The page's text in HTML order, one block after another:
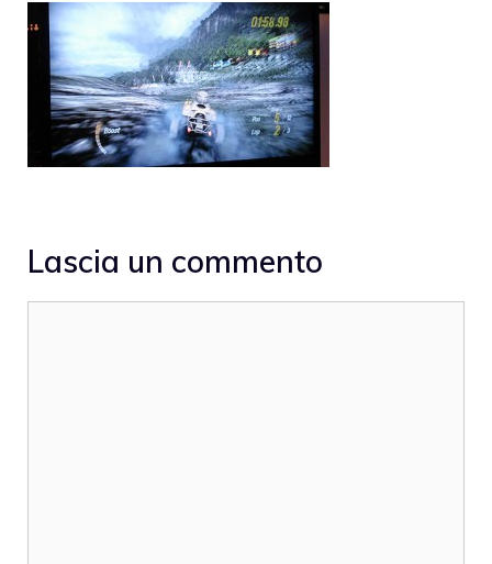
Lascia un commento